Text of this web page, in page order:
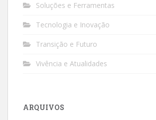
Soluções e Ferramentas
Tecnologia e Inovação
Transição e Futuro
Vivência e Atualidades
ARQUIVOS